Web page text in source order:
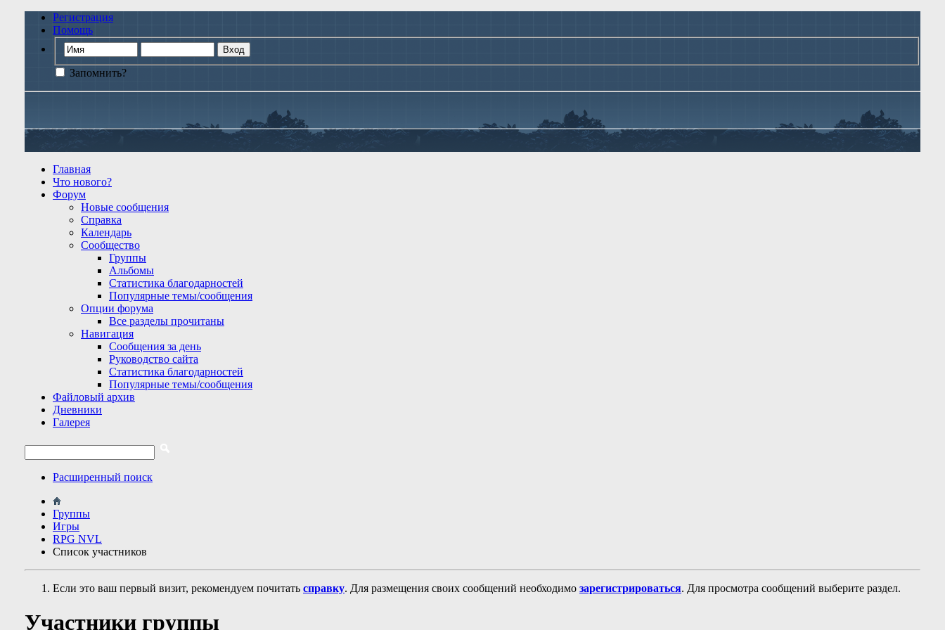
Регистрация
Помощь
Запомнить?
Главная
Что нового?
Форум
Новые сообщения
Справка
Календарь
Сообщество
Группы
Альбомы
Статистика благодарностей
Популярные темы/сообщения
Опции форума
Все разделы прочитаны
Навигация
Сообщения за день
Руководство сайта
Статистика благодарностей
Популярные темы/сообщения
Файловый архив
Дневники
Галерея
Расширенный поиск
Группы
Игры
RPG NVL
Список участников
Если это ваш первый визит, рекомендуем почитать справку. Для размещения своих сообщений необходимо зарегистрироваться. Для просмотра сообщений выберите раздел.
Участники группы